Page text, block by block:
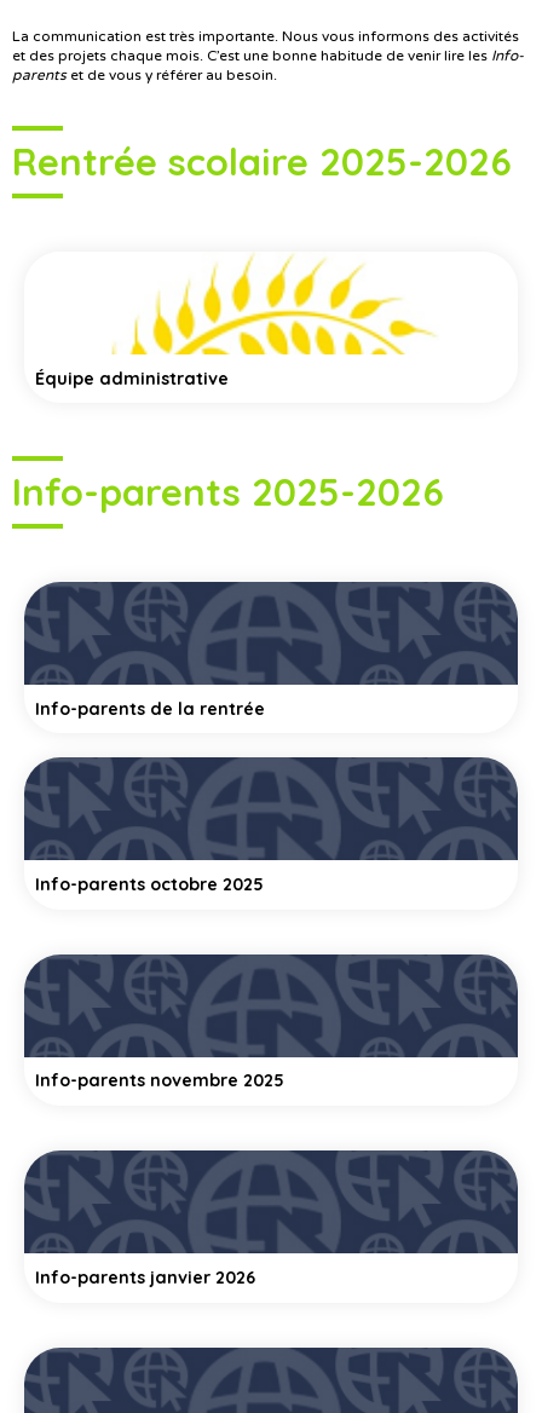
La communication est très importante. Nous vous informons des activités
et des projets chaque mois. C’est une bonne habitude de venir lire les Info-
parentset de vous y référer au besoin.
Rentrée scolaire 2025-2026
Équipe administrative
Info-parents 2025-2026
Info-parents de la rentrée
Info-parents octobre 2025
Info-parents novembre 2025
Info-parents janvier 2026